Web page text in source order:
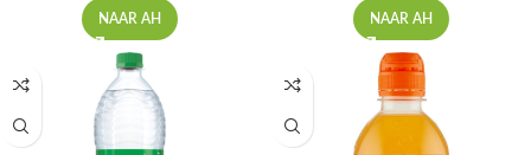
NAAR AH NAAR AH